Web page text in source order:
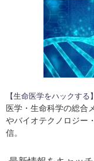
【生命医学をハックする】
医学・生命科学の総合
やバイオテクノロジー
信。